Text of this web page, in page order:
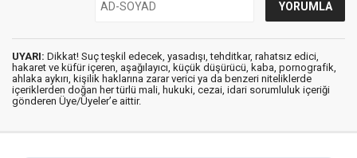
UYARI: Dikkat! Suç teşkil edecek, yasadışı, tehditkar, rahatsız edici,
hakaret ve küfür içeren, aşağılayıcı, küçük düşürücü, kaba, pornografik,
ahlaka aykırı, kişilik haklarına zarar verici ya da benzeri niteliklerde
içeriklerden doğan her türlü mali, hukuki, cezai, idari sorumluluk içeriği
gönderen Üye/Üyeler’e aittir.